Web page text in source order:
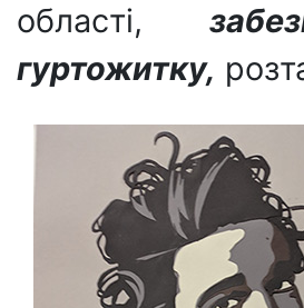
області,
гуртожитку,